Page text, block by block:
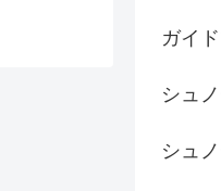
ガイ
シュ
シュ